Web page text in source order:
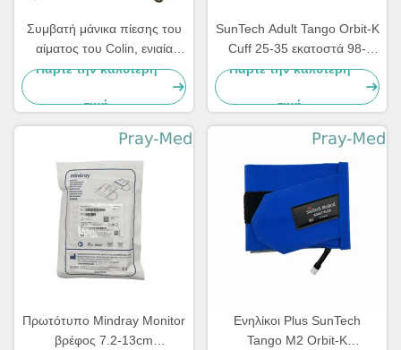
Συμβατή μάνικα πίεσης του
αίματος του Colin, ενιαία
Nibp μάνικα 4.0mm PVC
Πάρτε την καλύτερη
τιμή
SunTech Adult Tango Orbit-K
Cuff 25-35 εκατοστά 98-
0061-02
Πάρτε την καλύτερη
τιμή
Πρωτότυπο Mindray Monitor
βρέφος 7.2-13cm
Ενηλίκοι Plus SunTech
Tango M2 Orbit-K